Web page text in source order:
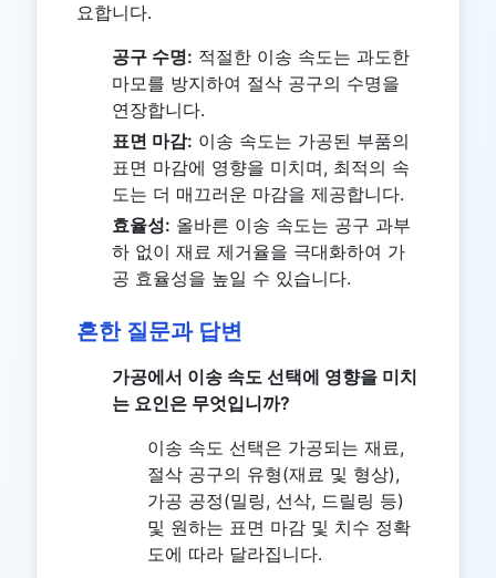
요합니다.
공구 수명: 적절한 이송 속도는 과도한
마모를 방지하여 절삭 공구의 수명을
연장합니다.
표면 마감: 이송 속도는 가공된 부품의
표면 마감에 영향을 미치며, 최적의 속
도는 더 매끄러운 마감을 제공합니다.
효율성: 올바른 이송 속도는 공구 과부
하 없이 재료 제거율을 극대화하여 가
공 효율성을 높일 수 있습니다.
흔한 질문과 답변
가공에서 이송 속도 선택에 영향을 미치
는 요인은 무엇입니까?
이송 속도 선택은 가공되는 재료,
절삭 공구의 유형(재료 및 형상),
가공 공정(밀링, 선삭, 드릴링 등)
및 원하는 표면 마감 및 치수 정확
도에 따라 달라집니다.